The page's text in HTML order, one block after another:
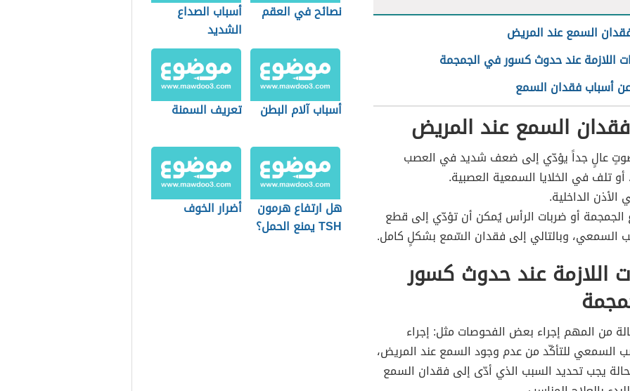
السمع عند المريض
اللازمة عند حدوث كسور في الجمجمة
أسباب فقدان السمع
السمع عند المريض
عالٍ جداً يؤدّي إلى ضعف شديد في العصب
تلف في الخلايا السمعية العصبية.
الداخلية.
أو ضربات الرأس يُمكن أن تؤدّي إلى قطع
السمعي، وبالتالي إلى فقدان السّمع بشكلٍ كامل.
اللازمة عند حدوث كسور
من المهم إجراء بعض الفحوصات مثل: إجراء
السمعي للتأكّد من عدم وجود السمع عند المريض،
يجب تحديد السبب الذي أدّى إلى فقدان السمع
نصائح في العقم
أسباب الصداع
الشديد
أسباب آلام البطن تعريف السمنة
هل ارتفاع هرمون
TSH يمنع الحمل؟
أضرار الخوف